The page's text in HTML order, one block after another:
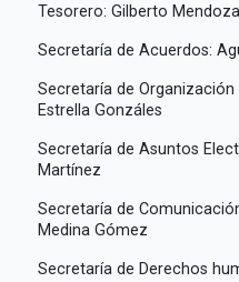
Tesorero: Gilberto
Secretaría de Acuerdos:
Secretaría de
Estrella Gonzáles
Secretaría de Asuntos
Martínez
Secretaría de
Medina Gómez
Secretaría de Derechos